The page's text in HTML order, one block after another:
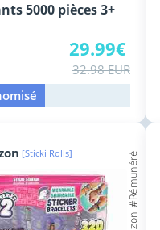
5000 pièces 3+
29.99€
32.98 EUR
[Sticki Rolls]